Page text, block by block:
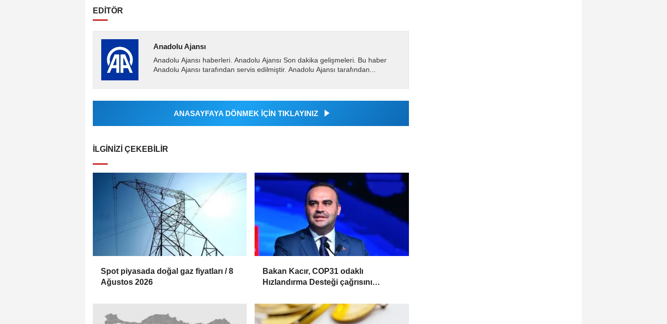
EDİTÖR
Anadolu Ajansı
Anadolu Ajansı haberleri. Anadolu Ajansı Son dakika gelişmeleri. Bu haber
Anadolu Ajansı tarafından servis edilmiştir. Anadolu Ajansı tarafından...
ANASAYFAYA DÖNMEK İÇİN TIKLAYINIZ
İLGINIZI ÇEKEBILIR
Spot piyasada doğal gaz fiyatları / 8
Ağustos 2026
Bakan Kacır, COP31 odaklı
Hızlandırma Desteği çağrısını